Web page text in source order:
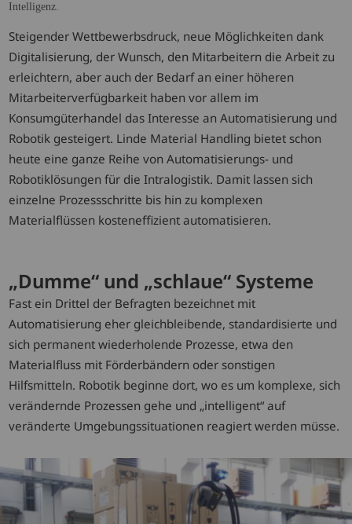
Intelligenz.
Steigender Wettbewerbsdruck, neue Möglichkeiten dank
Digitalisierung, der Wunsch, den Mitarbeitern die Arbeit zu
erleichtern, aber auch der Bedarf an einer höheren
Mitarbeiterverfügbarkeit haben vor allem im
Konsumgüterhandel das Interesse an Automatisierung und
Robotik gesteigert. Linde Material Handling bietet schon
heute eine ganze Reihe von Automatisierungs- und
Robotiklösungen für die Intralogistik. Damit lassen sich
einzelne Prozessschritte bis hin zu komplexen
Materialflüssen kosteneffizient automatisieren.
„Dumme“ und „schlaue“ Systeme
Fast ein Drittel der Befragten bezeichnet mit
Automatisierung eher gleichbleibende, standardisierte und
sich permanent wiederholende Prozesse, etwa den
Materialfluss mit Förderbändern oder sonstigen
Hilfsmitteln. Robotik beginne dort, wo es um komplexe, sich
verändernde Prozessen gehe und „intelligent“ auf
veränderte Umgebungssituationen reagiert werden müsse.